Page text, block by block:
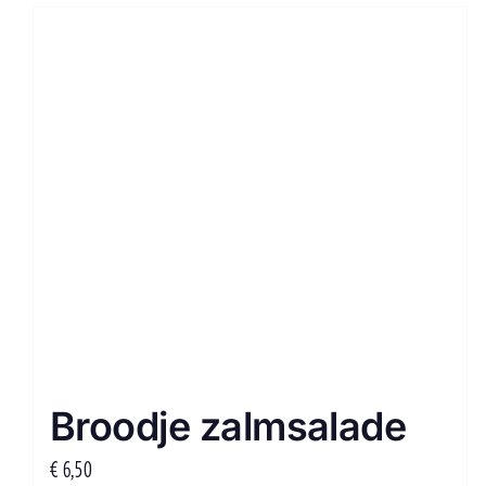
Broodje zalmsalade
€6,50